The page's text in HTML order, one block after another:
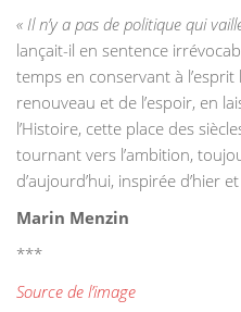
« Il n’y a pas de politique qui
lançait-il en sentence
temps en conservant à
renouveau et de l’espoir, en
l’Histoire, cette place des
tournant vers l’ambition,
d’aujourd’hui, inspirée d’hier
Marin Menzin
***
Source de l’image